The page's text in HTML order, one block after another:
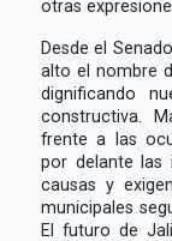
otras
Desde el
alto el nombre
dignificando
constructiva.
frente a las
por delante las
causas y
municipales
El futuro de